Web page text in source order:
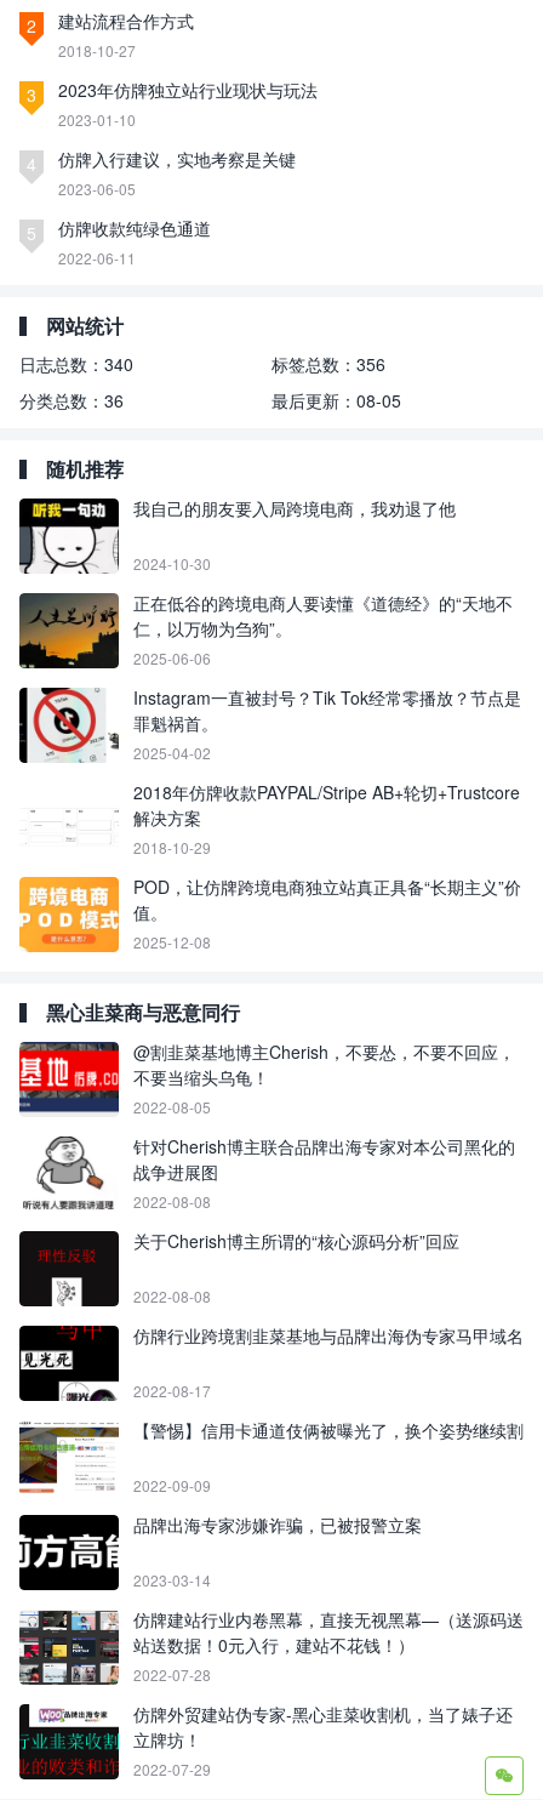
2 建站流程合作方式
2018-10-27
3 2023年仿牌独立站行业现状与玩法
2023-01-10
4 仿牌入行建议，实地考察是关键
2023-06-05
5 仿牌收款纯绿色通道
2022-06-11
网站统计
日志总数： 340 标签总数： 356
分类总数： 36 最后更新： 08-05
随机推荐
我自己的朋友要入局跨境电商，我劝退了他
2024-10-30
正在低谷的跨境电商人要读懂《道德经》的“天地不
仁，以万物为刍狗”。
2025-06-06
Instagram一直被封号？Tik Tok经常零播放？节点是
罪魁祸首。
2025-04-02
2018年仿牌收款PAYPAL/Stripe AB+轮切+Trustcore
解决方案
2018-10-29
POD，让仿牌跨境电商独立站真正具备“长期主义”价
值。
2025-12-08
黑心韭菜商与恶意同行
@割韭菜基地博主Cherish，不要怂，不要不回应，
不要当缩头乌龟！
2022-08-05
针对Cherish博主联合品牌出海专家对本公司黑化的
战争进展图
2022-08-08
关于Cherish博主所谓的“核心源码分析”回应
2022-08-08
仿牌行业跨境割韭菜基地与品牌出海伪专家马甲域名
2022-08-17
【警惕】信用卡通道伎俩被曝光了，换个姿势继续割
2022-09-09
品牌出海专家涉嫌诈骗，已被报警立案
2023-03-14
仿牌建站行业内卷黑幕，直接无视黑幕—（送源码送
站送数据！0元入行，建站不花钱！）
2022-07-28
仿牌外贸建站伪专家-黑心韭菜收割机，当了婊子还
立牌坊！
2022-07-29 